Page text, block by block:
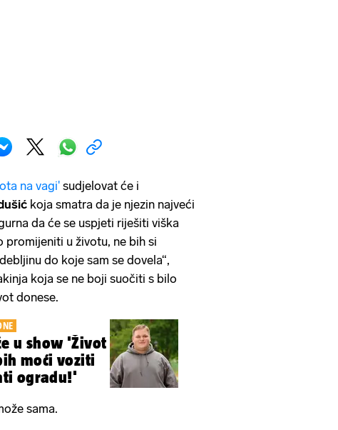
na vagi' sudjelovat će i
koja smatra da je njezin najveći
da će se uspjeti riješiti viška
promijeniti u životu, ne bih si
do koje sam se dovela“,
koja se ne boji suočiti s bilo
donese.
u show 'Život
moći voziti
ogradu!'
sama.